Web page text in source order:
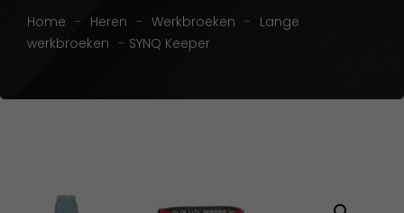
Home - Heren - Werkbroeken - Lange
werkbroeken - SYNQ Keeper